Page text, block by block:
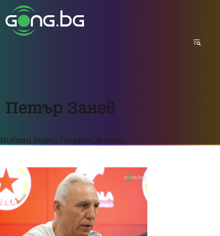
Петър Занев
Новини Видео Галерии Жълто